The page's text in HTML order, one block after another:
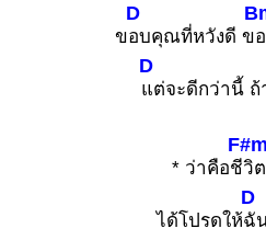
ข
D
อบคุณที่หวังดี ข
D
แต่จะดีกว่านี้ ถ้
* ว่าคือชี
F#m
วิ
ได้โปรดให้
D
ฉั